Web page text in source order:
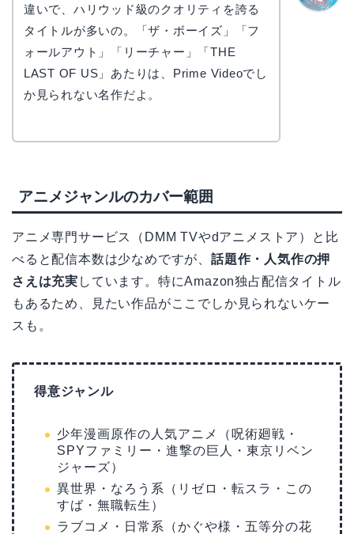
違いで、ハリウッド級のクオリティを誇る
タイトルが多いの。「ザ・ボーイズ」「フ
ォールアウト」「リーチャー」「THE
LAST OF US」あたりは、Prime Videoでし
か見られない名作だよ。
アニメジャンルのカバー範囲
アニメ専門サービス（DMM TVやdアニメストア）と比
べると配信本数は少なめですが、 話題作・人気作の押
さえは充実 しています。特にAmazon独占配信タイトル
もあるため、見たい作品がここでしか見られないケー
スも。
得意ジャンル
少年漫画原作の人気アニメ（呪術廻戦・
SPYファミリー・進撃の巨人・東京リベン
ジャーズ）
異世界・なろう系（リゼロ・転スラ・この
すば・無職転生）
ラブコメ・日常系（かぐや様・五等分の花